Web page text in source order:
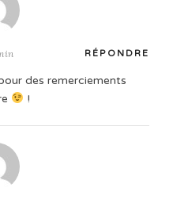
RÉPONDRE
des remerciements
!